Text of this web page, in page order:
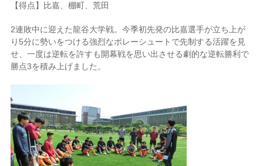
【得点】比嘉、棚町、荒田
2連敗中に迎えた龍谷大学戦。今季初先発の比嘉選手が立ち上が
り5分に勢いをつける強烈なボレーシュートで先制する活躍を見
せ、一度は逆転を許すも開幕戦を思い出させる劇的な逆転勝利で
勝点3を積み上げました。